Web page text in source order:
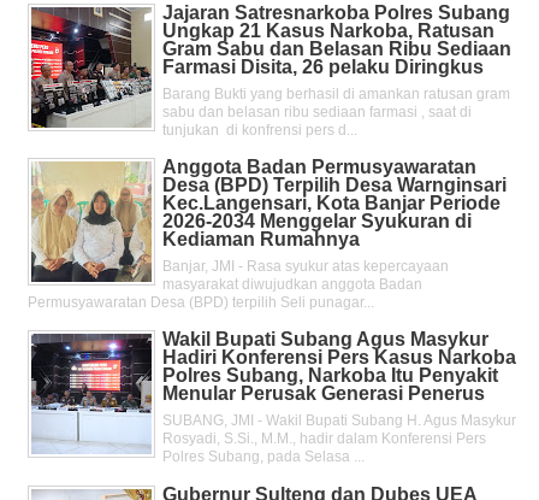
Jajaran Satresnarkoba Polres Subang
Ungkap 21 Kasus Narkoba, Ratusan
Gram Sabu dan Belasan Ribu Sediaan
Farmasi Disita, 26 pelaku Diringkus
Barang Bukti yang berhasil di amankan ratusan gram
sabu dan belasan ribu sediaan farmasi , saat di
tunjukan di konfrensi pers d...
Anggota Badan Permusyawaratan
Desa (BPD) Terpilih Desa Warnginsari
Kec.Langensari, Kota Banjar Periode
2026-2034 Menggelar Syukuran di
Kediaman Rumahnya
Banjar, JMI - Rasa syukur atas kepercayaan
masyarakat diwujudkan anggota Badan
Permusyawaratan Desa (BPD) terpilih Seli punagar...
Wakil Bupati Subang Agus Masykur
Hadiri Konferensi Pers Kasus Narkoba
Polres Subang, Narkoba Itu Penyakit
Menular Perusak Generasi Penerus
SUBANG, JMI - Wakil Bupati Subang H. Agus Masykur
Rosyadi, S.Si., M.M., hadir dalam Konferensi Pers
Polres Subang, pada Selasa ...
Gubernur Sulteng dan Dubes UEA